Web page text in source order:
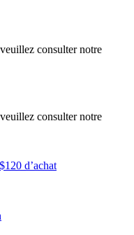
consulter notre
consulter notre
d’achat